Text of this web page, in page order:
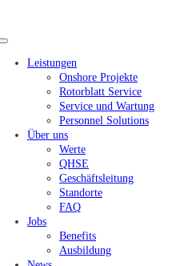
Leistungen
Onshore Projekte
Rotorblatt Service
Service und Wartung
Personnel Solutions
Über uns
Werte
QHSE
Geschäftsleitung
Standorte
FAQ
Jobs
Benefits
Ausbildung